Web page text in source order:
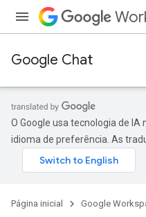
Google Chat
O Google usa tecnologia de
idioma de preferência. As
Página inicial Google